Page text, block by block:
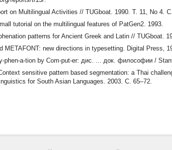
on Multilingual Activities // TUGboat. 1990. Т. 11, No 4.
tutorial on the multilingual features of PatGen2. 1993.
patterns for Ancient Greek and Latin // TUGboat.
METAFONT: new directions in typesetting. Digital Press,
phen-a-tion by Com-put-er: дис. ... док. философии /
sensitive pattern based segmentation: a Thai
for South Asian Languages. 2003. С. 65–72.